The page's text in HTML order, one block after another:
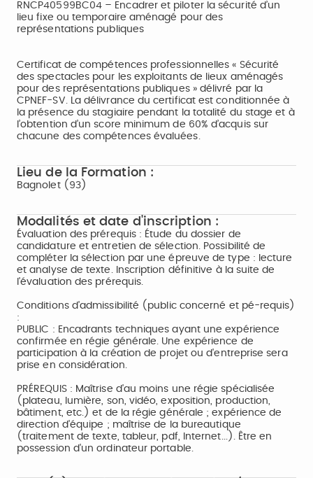
RNCP40599BC04 – Encadrer et piloter la sécurité d’un
lieu fixe ou temporaire aménagé pour des
représentations publiques
Certificat de compétences professionnelles « Sécurité
des spectacles pour les exploitants de lieux aménagés
pour des représentations publiques » délivré par la
CPNEF-SV. La délivrance du certificat est conditionnée à
la présence du stagiaire pendant la totalité du stage et à
l’obtention d’un score minimum de 60% d’acquis sur
chacune des compétences évaluées.
Lieu de la Formation :
Bagnolet (93)
Modalités et date d'inscription :
Évaluation des prérequis : Étude du dossier de
candidature et entretien de sélection. Possibilité de
compléter la sélection par une épreuve de type : lecture
et analyse de texte. Inscription définitive à la suite de
l'évaluation des prérequis.
Conditions d'admissibilité (public concerné et pé-requis)
:
PUBLIC : Encadrants techniques ayant une expérience
confirmée en régie générale. Une expérience de
participation à la création de projet ou d'entreprise sera
prise en considération.
PRÉREQUIS : Maîtrise d'au moins une régie spécialisée
(plateau, lumière, son, vidéo, exposition, production,
bâtiment, etc.) et de la régie générale ; expérience de
direction d'équipe ; maîtrise de la bureautique
(traitement de texte, tableur, pdf, Internet...). Être en
possession d'un ordinateur portable.